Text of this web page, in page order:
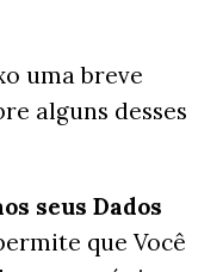
uma breve
alguns desses
seus Dados
que Você